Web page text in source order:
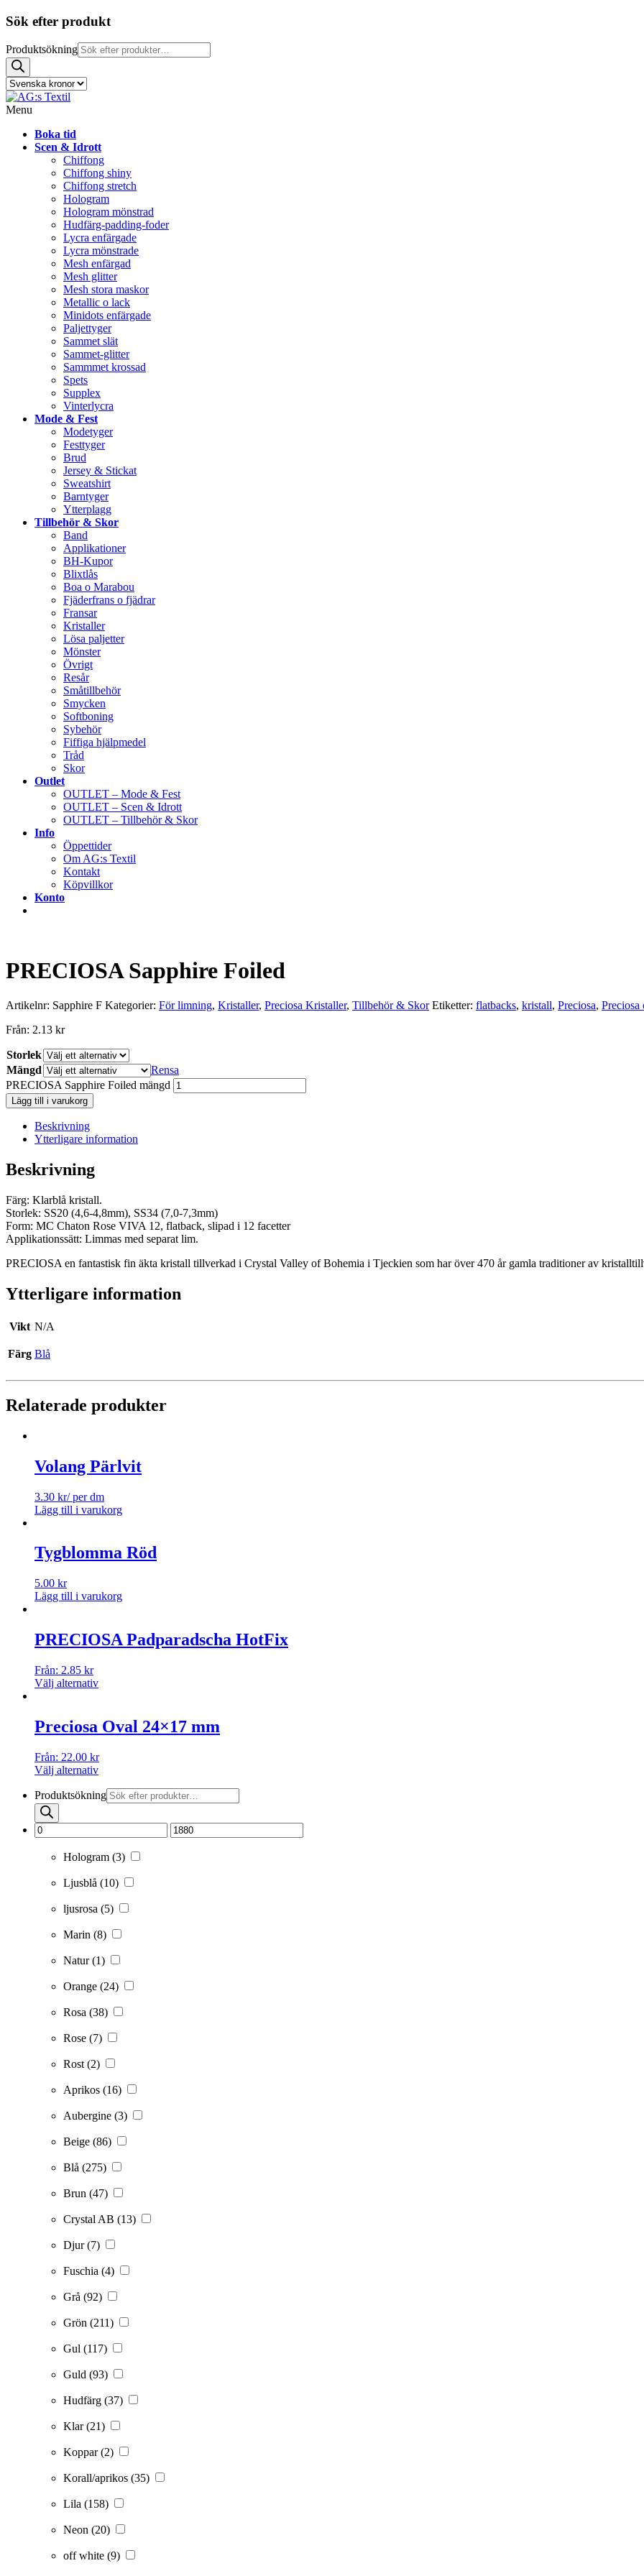
Sök efter produkt
Produktsökning
Menu
Boka tid
Scen & Idrott
Chiffong
Chiffong shiny
Chiffong stretch
Hologram
Hologram mönstrad
Hudfärg-padding-foder
Lycra enfärgade
Lycra mönstrade
Mesh enfärgad
Mesh glitter
Mesh stora maskor
Metallic o lack
Minidots enfärgade
Paljettyger
Sammet slät
Sammet-glitter
Sammmet krossad
Spets
Supplex
Vinterlycra
Mode & Fest
Modetyger
Festtyger
Brud
Jersey & Stickat
Sweatshirt
Barntyger
Ytterplagg
Tillbehör & Skor
Band
Applikationer
BH-Kupor
Blixtlås
Boa o Marabou
Fjäderfrans o fjädrar
Fransar
Kristaller
Lösa paljetter
Mönster
Övrigt
Resår
Småtillbehör
Smycken
Softboning
Sybehör
Fiffiga hjälpmedel
Tråd
Skor
Outlet
OUTLET – Mode & Fest
OUTLET – Scen & Idrott
OUTLET – Tillbehör & Skor
Info
Öppettider
Om AG:s Textil
Kontakt
Köpvillkor
Konto
PRECIOSA Sapphire Foiled
Artikelnr: Sapphire F Kategorier: För limning, Kristaller, Preciosa Kristaller, Tillbehör & Skor Etiketter: flatbacks, kristall, Preciosa, Preciosa
Från: 2.13 kr
Storlek
Mängd
Rensa
PRECIOSA Sapphire Foiled mängd
Lägg till i varukorg
Beskrivning
Ytterligare information
Beskrivning
Färg: Klarblå kristall.
Storlek: SS20 (4,6-4,8mm), SS34 (7,0-7,3mm)
Form: MC Chaton Rose VIVA 12, flatback, slipad i 12 facetter
Applikationssätt: Limmas med separat lim.
PRECIOSA en fantastisk fin äkta kristall tillverkad i Crystal Valley of Bohemia i Tjeckien som har över 470 år gamla traditioner av
Ytterligare information
Vikt N/A
Färg Blå
Relaterade produkter
Volang Pärlvit
3.30 kr/ per dm
Lägg till i varukorg
Tygblomma Röd
5.00 kr
Lägg till i varukorg
PRECIOSA Padparadscha HotFix
Från: 2.85 kr
Välj alternativ
Preciosa Oval 24×17 mm
Från: 22.00 kr
Välj alternativ
Produktsökning
Hologram (3)
Ljusblå (10)
ljusrosa (5)
Marin (8)
Natur(1)
Orange (24)
Rosa (38)
Rose (7)
Rost (2)
Aprikos (16)
Aubergine (3)
Beige (86)
Blå (275)
Brun (47)
Crystal AB (13)
Djur(7)
Fuschia (4)
Grå (92)
Grön (211)
Gul (117)
Guld (93)
Hudfärg (37)
Klar(21)
Koppar(2)
Korall/aprikos (35)
Lila (158)
Neon (20)
off white (9)